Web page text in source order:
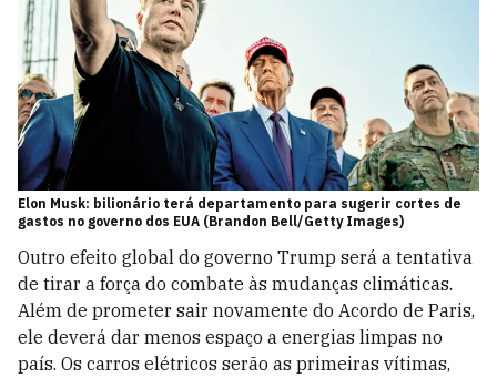
Elon Musk: bilionário terá departamento para sugerir cortes de
gastos no governo dos EUA (Brandon Bell/Getty Images)
Outro efeito global do governo Trump será a tentativa
de tirar a força do combate às mudanças climáticas.
Além de prometer sair novamente do Acordo de Paris,
ele deverá dar menos espaço a energias limpas no
país. Os carros elétricos serão as primeiras vítimas,